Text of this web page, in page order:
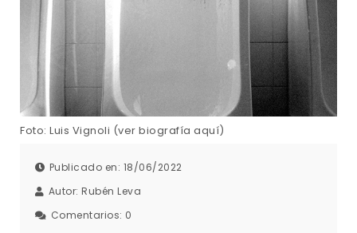
Foto: Luis Vignoli (ver biografía aquí)
Publicado en: 18/06/2022
Autor: Rubén Leva
Comentarios: 0